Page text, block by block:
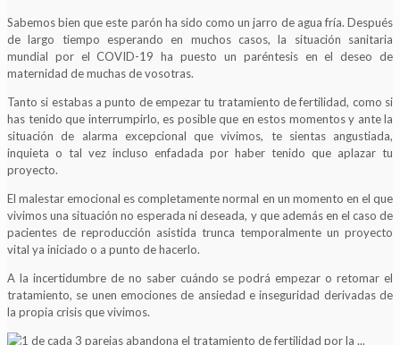
Sabemos bien que este parón ha sido como un jarro de agua fría. Después
de largo tiempo esperando en muchos casos, la situación sanitaria
mundial por el COVID-19 ha puesto un paréntesis en el deseo de
maternidad de muchas de vosotras.
Tanto si estabas a punto de empezar tu tratamiento de fertilidad, como si
has tenido que interrumpirlo, es posible que en estos momentos y ante la
situación de alarma excepcional que vivimos, te sientas angustiada,
inquieta o tal vez incluso enfadada por haber tenido que aplazar tu
proyecto.
El malestar emocional es completamente normal en un momento en el que
vivimos una situación no esperada ni deseada, y que además en el caso de
pacientes de reproducción asistida trunca temporalmente un proyecto
vital ya iniciado o a punto de hacerlo.
A la incertidumbre de no saber cuándo se podrá empezar o retomar el
tratamiento, se unen emociones de ansiedad e inseguridad derivadas de
la propia crisis que vivimos.